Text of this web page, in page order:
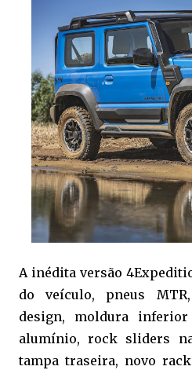
A inédita versão
do veículo, pneus
design, moldura
alumínio, rock sliders
tampa traseira, novo